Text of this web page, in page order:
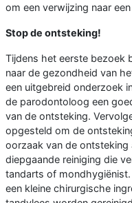
om een verwijzing naar
Stop de ontsteking!
Tijdens het eerste bezoek
naar de gezondheid van
een uitgebreid onderzoek
de parodontoloog een
van de ontsteking.
opgesteld om de
oorzaak van de ontsteking
diepgaande reiniging die
tandarts of
een kleine chirurgische